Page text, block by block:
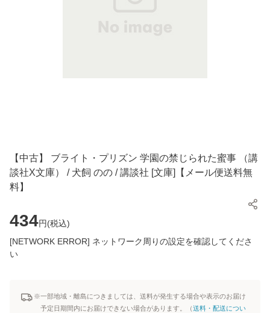
【中古】 ブライト・プリズン 学園の禁じられた蜜事 （講
談社X文庫） / 犬飼 のの / 講談社 [文庫]【メール便送料無
料】
434円(税込)
[NETWORK ERROR] ネットワーク周りの設定を確認してくださ
い
※一部地域・離島につきましては、送料が発生する場合や表示のお届け
予定日期間内にお届けできない場合があります。（送料・配送につい